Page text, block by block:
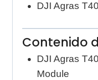
DJI Agras T40
Contenido
DJI Agras
Module